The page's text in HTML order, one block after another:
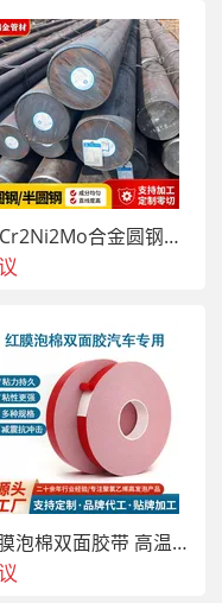
保表面干净、润湿。
两则进行钻孔，钻头
头深度≤结构厚度的
构打穿（壁后灌浆除
构厚度。钻孔间距
的压力向灌浆嘴
缝内粉尘处理干净。
又称之为止水针
六角扳手拧紧，使灌
5、封缝：将洗缝时
由下向上；平面可从
孔开始出浆后，保持
注相邻灌浆孔。7、拆
掉外露的灌浆嘴。清
、封口：用快干水泥
：用聚氨酯类防水材
、面涂）以作表面防
系统的地下工程，我
，使堵在顶部砼或其
使堵的水有出处，减
30Cr2Ni2Mo合金圆钢GCr15轴承圆钢
红膜泡棉双面胶带 高温防水 汽车玻璃金属用